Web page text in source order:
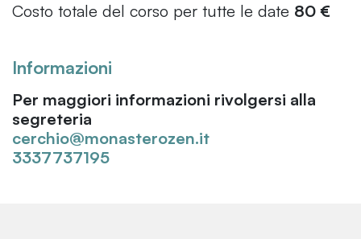
Costo totale del corso per tutte le date 80 €
Informazioni
Per maggiori informazioni rivolgersi alla
segreteria
cerchio@monasterozen.it
3337737195